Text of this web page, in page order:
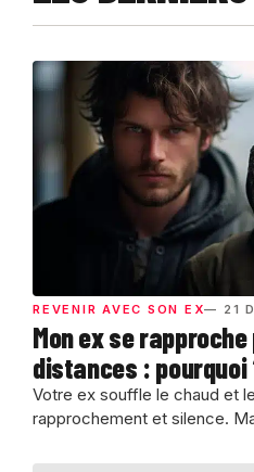
REVENIR AVEC SON EX— 21
Mon ex se
distances : pourquoi
Votre ex souffle le chaud et
rapprochement et silence.